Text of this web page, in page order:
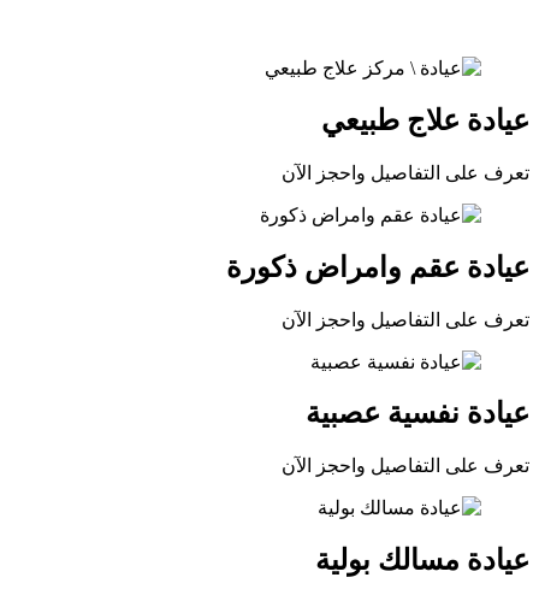
عيادة علاج طبيعي
تعرف على التفاصيل واحجز الآن
عيادة عقم وامراض ذكورة
تعرف على التفاصيل واحجز الآن
عيادة نفسية عصبية
تعرف على التفاصيل واحجز الآن
عيادة مسالك بولية